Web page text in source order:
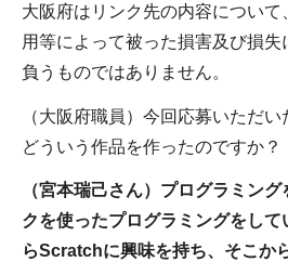
大阪府はリンク先の内容について
用等によって被った損害及び損
負うものではありません。
（大阪府職員）今回応募いただ
どういう作品を作ったのですか？
（宮本瑞己さん）プログラミン
クを使ったプログラミングをし
らScratchに興味を持ち、そこか